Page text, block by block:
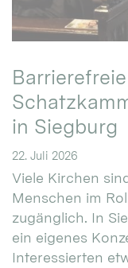
in Siegburg
22. Juli 2026
Viele Kirchen
Menschen im
zugänglich. In
ein eigenes
Interessierten